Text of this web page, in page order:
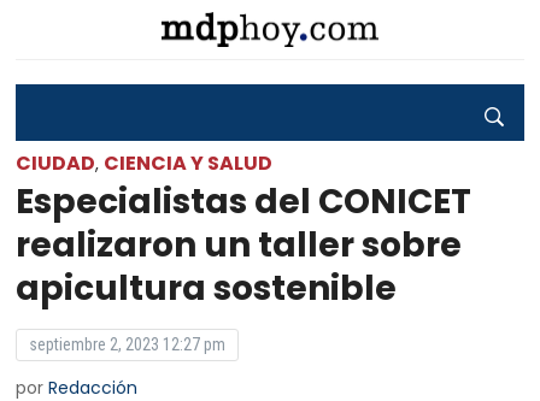
CIUDAD, CIENCIA Y SALUD
Especialistas del CONICET
realizaron un taller sobre
apicultura sostenible
septiembre 2, 2023 12:27 pm
porRedacción